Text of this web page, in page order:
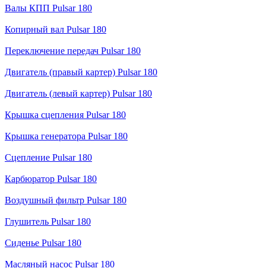
Валы КПП Pulsar 180
Копирный вал Pulsar 180
Переключение передач Pulsar 180
Двигатель (правый картер) Pulsar 180
Двигатель (левый картер) Pulsar 180
Крышка сцепления Pulsar 180
Крышка генератора Pulsar 180
Сцепление Pulsar 180
Карбюратор Pulsar 180
Воздушный фильтр Pulsar 180
Глушитель Pulsar 180
Сиденье Pulsar 180
Масляный насос Pulsar 180